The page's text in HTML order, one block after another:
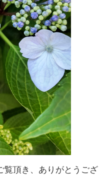
覧頂き、ありがとうござ